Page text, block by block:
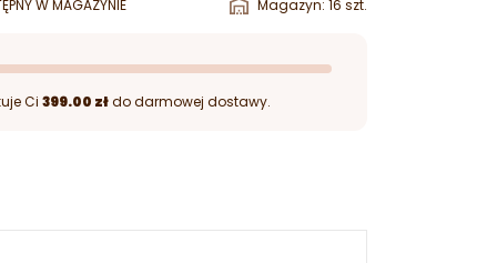
W MAGAZYNIE Magazyn: 16 szt.
Ci 399.00 złdo darmowej dostawy.